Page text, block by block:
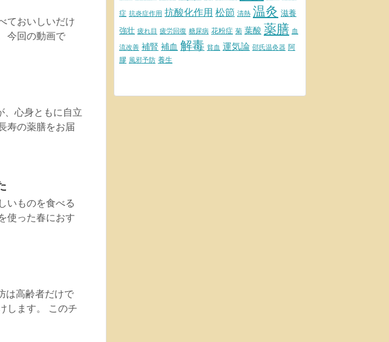
ておいしいだけ
今回の動画で
、心身ともに自立
寿の薬膳をお届
いものを食べる
使った春におす
は高齢者だけで
します。 このチ
症 抗炎症作用 抗酸化作用 松節 清熱 温灸 滋養
強壮 疲れ目 疲労回復 糖尿病 花粉症 菊 葉酸 薬膳 血
流改善 補腎 補血 解毒 貧血 運気論 邵氏温灸器 阿
膠 風邪予防 養生